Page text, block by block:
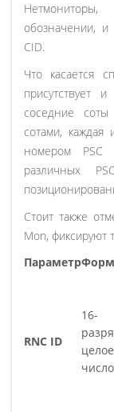
обозначении, и
CID.
Что касается
присутствует
соседние
сотами, каждая
номером PSC
различных
Стоит также
Mon, фиксируют
Параметр
RNC ID
16-
целое
число